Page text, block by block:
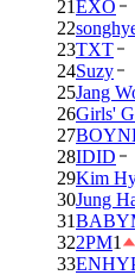
21EXO
22
23TXT
24Suzy
25Jang
26Girls'
27
28IDID
29Kim
30Jung
31
322PM1
33